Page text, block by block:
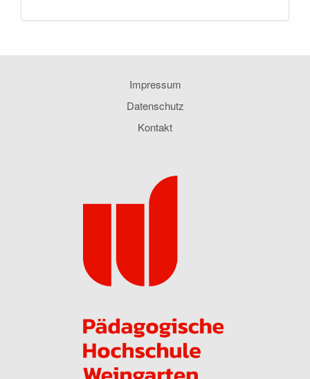
Impressum
Datenschutz
Kontakt